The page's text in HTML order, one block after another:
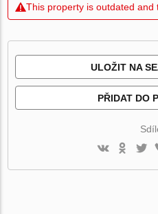
This property is outdated
ULOŽIT NA
PŘIDAT DO